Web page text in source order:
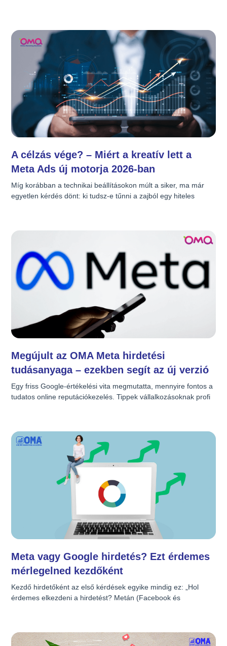
A célzás vége? – Miért a kreatív lett a
Meta Ads új motorja 2026-ban
Míg korábban a technikai beállításokon múlt a siker, ma már
egyetlen kérdés dönt: ki tudsz-e tűnni a zajból egy hiteles
Megújult az OMA Meta hirdetési
tudásanyaga – ezekben segít az új verzió
Egy friss Google-értékelési vita megmutatta, mennyire fontos a
tudatos online reputációkezelés. Tippek vállalkozásoknak profi
Meta vagy Google hirdetés? Ezt érdemes
mérlegelned kezdőként
Kezdő hirdetőként az első kérdések egyike mindig ez: „Hol
érdemes elkezdeni a hirdetést? Metán (Facebook és
célod? Ha ismertséget szeretnél építeni (például új terméket
TikTok
Online marketing
Önfejlesztés
META hirdetések
Közösségi média
E-mail marketing
Google Analytics
Google Ads (AdWords)